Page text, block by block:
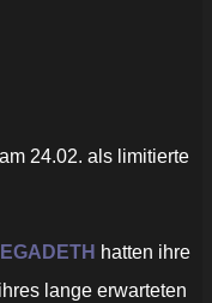
24.02. als limitierte
hatten ihre
lange erwarteten